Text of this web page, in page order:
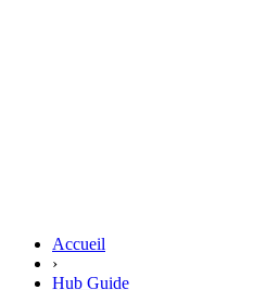
Accueil
›
Hub Guide